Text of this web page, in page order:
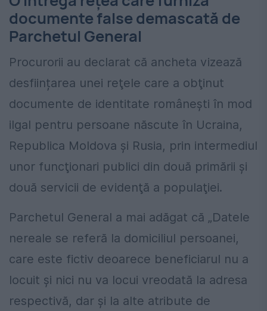
documente false demascată de
Parchetul General
Procurorii au declarat că ancheta vizează
desființarea unei reţele care a obţinut
documente de identitate româneşti în mod
ilgal pentru persoane născute în Ucraina,
Republica Moldova şi Rusia, prin intermediul
unor funcţionari publici din două primării și
două servicii de evidenţă a populaţiei.
Parchetul General a mai adăgat că „Datele
nereale se referă la domiciliul persoanei,
care este fictiv deoarece beneficiarul nu a
locuit şi nici nu va locui vreodată la adresa
respectivă, dar şi la alte atribute de